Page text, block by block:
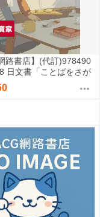
路書店】(代訂)978490
日文書「ことばをさが
辞典」YUEISHA DICTI